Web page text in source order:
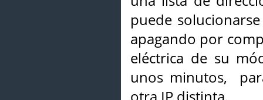
puede
apagando por
eléctrica de su
unos minutos,
otra IP distinta.